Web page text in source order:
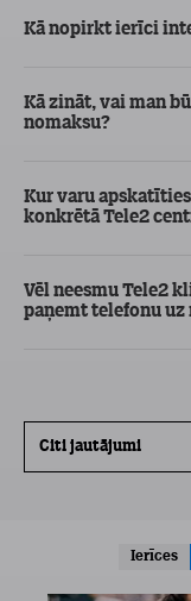
Kā nopirkt ierīci
Kā zināt, vai man
nomaksu?
Kur varu
konkrētā Tele2
Vēl neesmu Tele2
paņemt telefonu uz
Citi jautājumi
Ierīces